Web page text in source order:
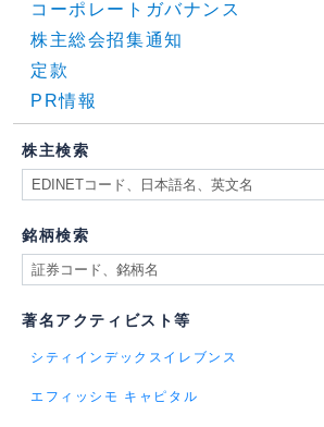
コーポレートガバナンス
株主総会招集通知
定款
PR情報
株主検索
銘柄検索
著名アクティビスト等
シティインデックスイレブンス
エフィッシモ キャピタル